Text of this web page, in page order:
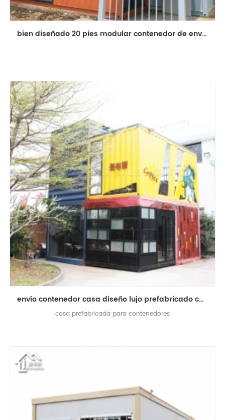
bien diseñado 20 pies modular contenedor de envío edificio de la casa tienda móvil prefabricada
envío contenedor casa diseño lujo prefabricado contenedor tienda cafetería living casa
casa prefabricada para contenedores